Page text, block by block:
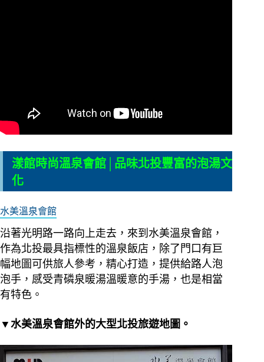
漾館時尚溫泉會館│品味北投豐富的泡湯文
化
水美溫泉會館
沿著光明路一路向上走去，來到水美溫泉會館，
作為北投最具指標性的溫泉飯店，除了門口有巨
幅地圖可供旅人參考，精心打造，提供給路人泡
泡手，感受青磷泉暖湯溫暖意的手湯，也是相當
有特色。
▼水美溫泉會館外的大型北投旅遊地圖。